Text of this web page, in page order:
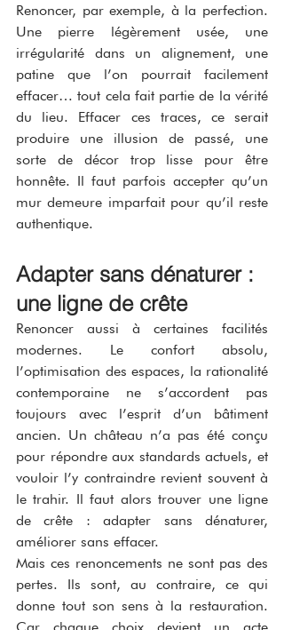
Renoncer, par exemple, à la perfection.
Une pierre légèrement usée, une
irrégularité dans un alignement, une
patine que l’on pourrait facilement
effacer… tout cela fait partie de la vérité
du lieu. Effacer ces traces, ce serait
produire une illusion de passé, une
sorte de décor trop lisse pour être
honnête. Il faut parfois accepter qu’un
mur demeure imparfait pour qu’il reste
authentique.
Adapter sans dénaturer :
une ligne de crête
Renoncer aussi à certaines facilités
modernes. Le confort absolu,
l’optimisation des espaces, la rationalité
contemporaine ne s’accordent pas
toujours avec l’esprit d’un bâtiment
ancien. Un château n’a pas été conçu
pour répondre aux standards actuels, et
vouloir l’y contraindre revient souvent à
le trahir. Il faut alors trouver une ligne
de crête : adapter sans dénaturer,
améliorer sans effacer.
Mais ces renoncements ne sont pas des
pertes. Ils sont, au contraire, ce qui
donne tout son sens à la restauration.